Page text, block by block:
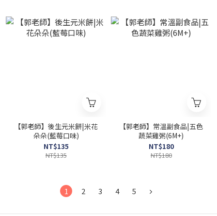
【郭老師】後生元米餅|米花
朵朵(藍莓口味)
NT$135
NT$135
【郭老師】常溫副食品|五色
蔬菜雞粥(6M+)
NT$180
NT$180
1 2 3 4 5